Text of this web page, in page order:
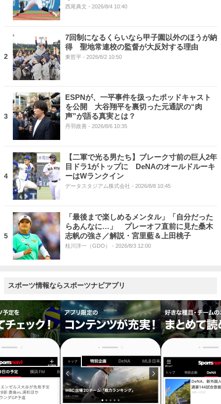
西尾典文 - 2026/8/4 10:40
2
7回制になるくらいなら甲子園以外のほうが納
得 聖地常連校の監督が大反対する理由
東哲平 - 2026/8/2 10:50
3
ESPNが、一平事件を扱ったポッドキャスト
を公開 大谷翔平を裏切った元通訳の“肉
声”が語る真実とは？
丹羽政善 - 2026/8/6 10:35
4
【二軍で光る男たち】ブレーク寸前の巨人2年
目ドラ1がトップに DeNAのオールドルーキ
ーはWランクイン
データスタジアム株式会社 - 2026/8/8 10:45
5
「最後まで楽しめるメンタル」「自分だった
らあんなに…」 プレーオフ直前に見た桑木
志帆の強さ／解説・宮里藍＆上田桃子
桂川洋一（GDO） - 2026/8/3 12:00
スポーツ情報ならスポーツナビアプリ